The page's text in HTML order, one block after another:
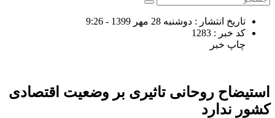
تاریخ انتشار : دوشنبه 28 مهر 1399 - 9:26
کد خبر : 1283
چاپ خبر
استیضاح روحانی تاثیری بر وضعیت اقتصادی
کشور ندارد